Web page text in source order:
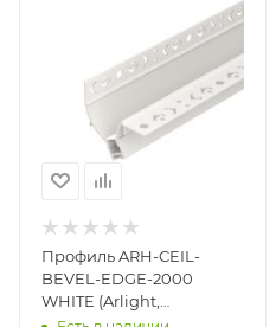
Профиль ARH-CEIL-
BEVEL-EDGE-2000
WHITE (Arlight,
Алюминий)